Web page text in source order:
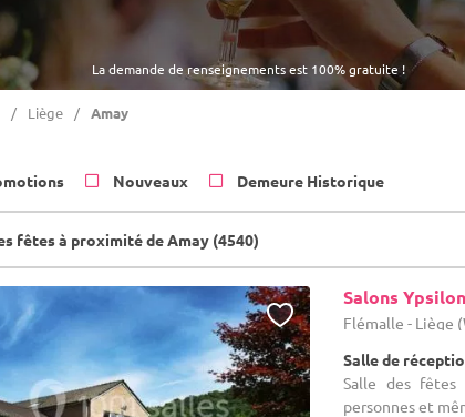
La demande de renseignements est 100% gratuite !
Liège Amay
Nouveaux Demeure Historique
fêtes à proximité de Amay (4540)
Salons Ypsilon
Flémalle - Liège
Salle de
Salle des fêtes
personnes et